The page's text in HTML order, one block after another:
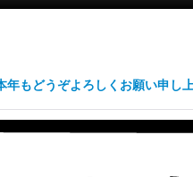
もどうぞよろしくお願い申し上